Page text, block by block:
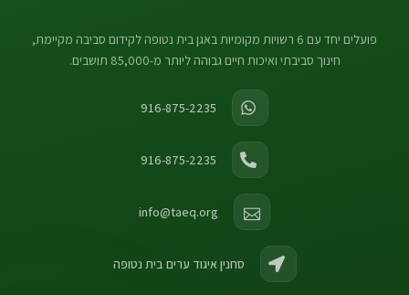
פועלים יחד עם 6 רשויות מקומיות באגן בית נטופה לקידום סביבה מקיימת,
חינוך סביבתי ואיכות חיים גבוהה ליותר מ-85,000 תושבים.
916-875-2235
916-875-2235
info@taeq.org
סחנין איגוד ערים בית נטופה